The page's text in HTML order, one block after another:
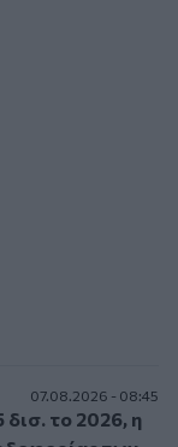
07.08.2026 - 08:45
δισ. το 2026, η